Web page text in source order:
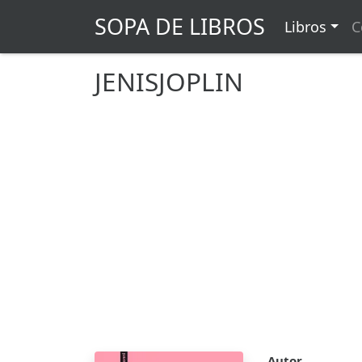
SOPA DE LIBROS Libros
JENISJOPLIN